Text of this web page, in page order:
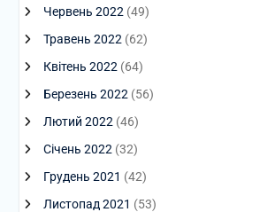
Червень 2022 (49)
Травень 2022 (62)
Квітень 2022 (64)
Березень 2022 (56)
Лютий 2022 (46)
Січень 2022 (32)
Грудень 2021 (42)
Листопад 2021 (53)